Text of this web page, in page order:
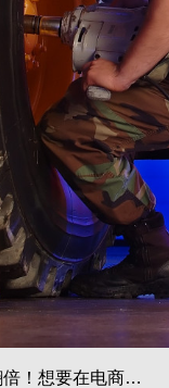
倍！想要在电商…